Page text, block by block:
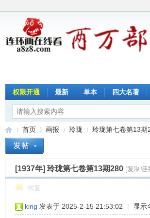
权限开通 最新 单本 四大名著
»
首页
›
画报
›
玲珑
›
玲珑第七卷第13期
[1937年] 玲珑第七卷第13期280 [复制链
回复
king 发表于 2025-2-15 21:53:02 | 显示